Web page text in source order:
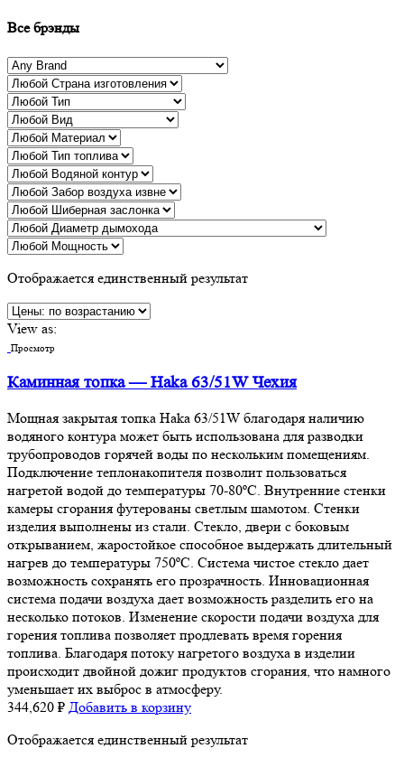
Все брэнды
Отображается единственный результат
View as:
Просмотр
Каминная топка — Haka 63/51W Чехия
Мощная закрытая топка Haka 63/51W благодаря наличию
водяного контура может быть использована для разводки
трубопроводов горячей воды по нескольким помещениям.
Подключение теплонакопителя позволит пользоваться
нагретой водой до температуры 70-80ºС. Внутренние стенки
камеры сгорания футерованы светлым шамотом. Стенки
изделия выполнены из стали. Стекло, двери с боковым
открыванием, жаростойкое способное выдержать длительный
нагрев до температуры 750ºС. Система чистое стекло дает
возможность сохранять его прозрачность. Инновационная
система подачи воздуха дает возможность разделить его на
несколько потоков. Изменение скорости подачи воздуха для
горения топлива позволяет продлевать время горения
топлива. Благодаря потоку нагретого воздуха в изделии
происходит двойной дожиг продуктов сгорания, что намного
уменьшает их выброс в атмосферу.
344,620 ₽ Добавить в корзину
Отображается единственный результат